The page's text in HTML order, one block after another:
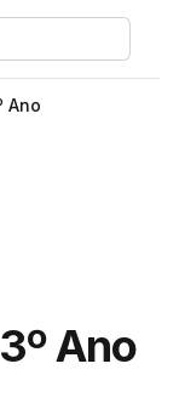
Ano
Ano